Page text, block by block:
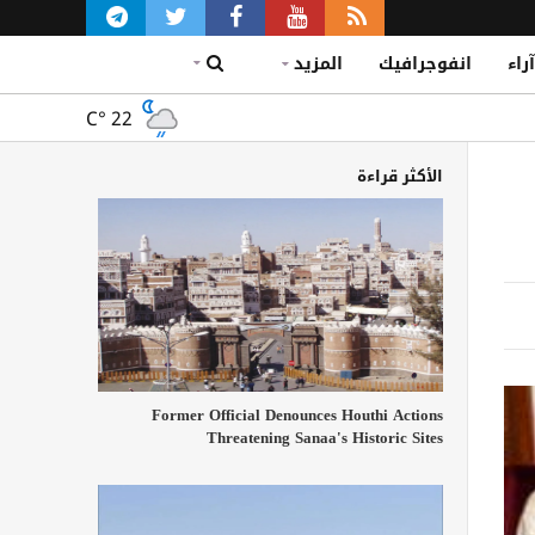
آراء انفوجرافيك المزيد
C° 22
الأكثر قراءة
Former Official Denounces Houthi Actions
Threatening Sanaa's Historic Sites